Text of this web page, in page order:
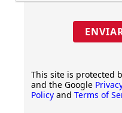
This site is protected
and the Google
Policy and Terms of